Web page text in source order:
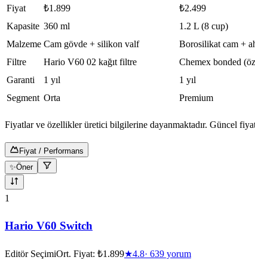
Fiyat
₺1.899 ₺2.499
Kapasite 360 ml 1.2 L (8 cup)
Malzeme Cam gövde + silikon valf Borosilikat cam +
Filtre
Hario V60 02 kağıt filtre Chemex bonded
Garanti
1 yıl 1 yıl
Segment Orta Premium
Fiyatlar ve özellikler üretici bilgilerine dayanmaktadır. Güncel
Fiyat / Performans
✨Öner
10
1
Hario V60 Switch
Editör SeçimiOrt. Fiyat: ₺1.899★4.8· 639 yorum